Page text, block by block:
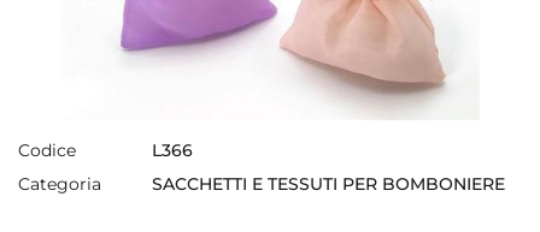
Codice
L366
Categoria
SACCHETTI E TESSUTI PER BOMBONIERE